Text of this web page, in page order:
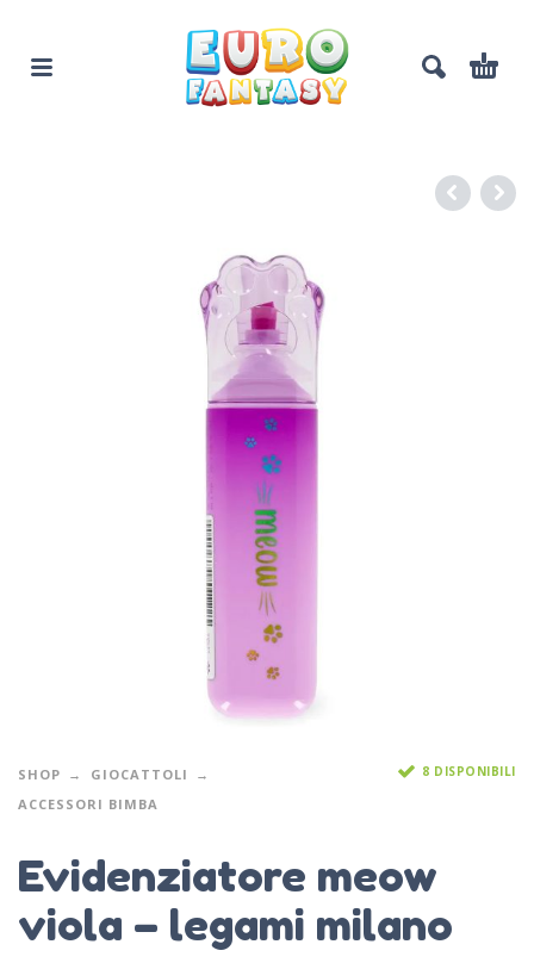
SHOP
GIOCATTOLI
ACCESSORI BIMBA
8 DISPONIBILI
Evidenziatore meow
viola – legami milano